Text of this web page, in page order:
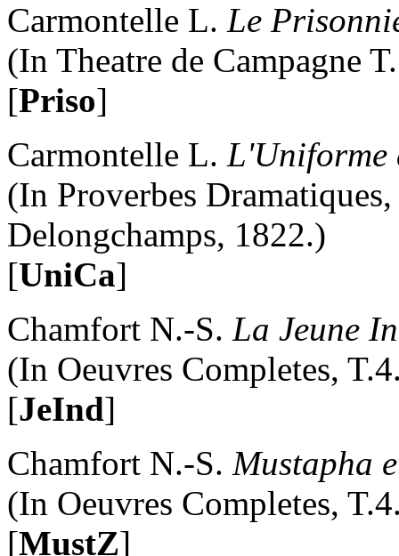
Carmontelle L. Le
(In Theatre de Campagne
[Priso]
Carmontelle L. L'Uniforme
(In Proverbes
Delongchamps, 1822.)
[UniCa]
Chamfort N.-S. La Jeune
(In Oeuvres Completes,
[JeInd]
Chamfort N.-S. Mustapha
(In Oeuvres Completes,
[MustZ]